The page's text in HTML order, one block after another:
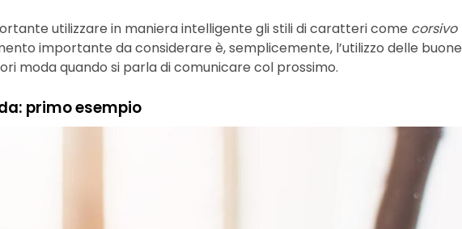
utilizzare in maniera intelligente gli stili di caratteri come corsivo
importante da considerare è, semplicemente, l’utilizzo delle buone
moda quando si parla di comunicare col prossimo.
primo esempio